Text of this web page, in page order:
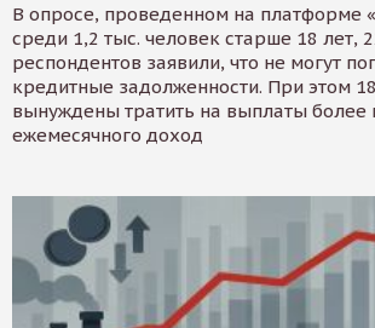
В опросе, проведенном на платформе
среди 1,2 тыс. человек старше 18 лет,
респондентов заявили, что не могут
кредитные задолженности. При этом
вынуждены тратить на выплаты более
ежемесячного доход